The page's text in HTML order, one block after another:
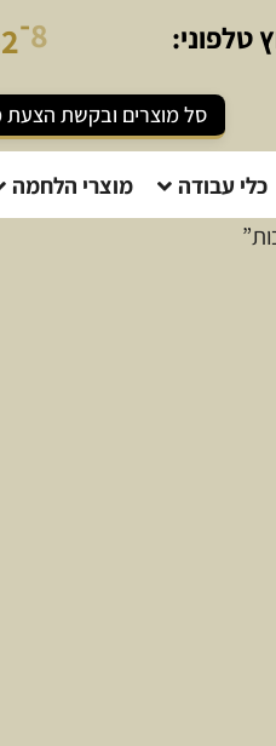
טלפוני: 2-8
סל מוצרים ובקשת הצעת
כלי עבודה מוצרי הלחמה